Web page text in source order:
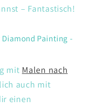
– Fantastisch!
Painting -
mit Malen nach
auch mit
einen